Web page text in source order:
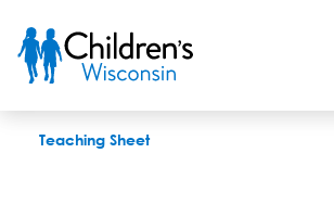
Teaching Sheet